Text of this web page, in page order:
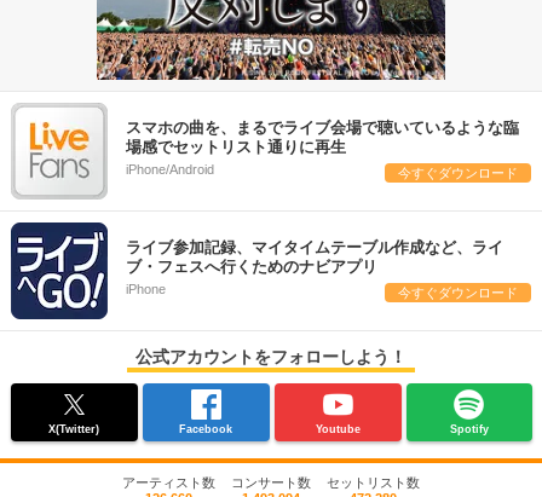
スマホの曲を、まるでライブ会場で聴いているような臨
場感でセットリスト通りに再生
iPhone/Android 今すぐダウンロード
ライブ参加記録、マイタイムテーブル作成など、ライ
ブ・フェスへ行くためのナビアプリ
iPhone 今すぐダウンロード
公式アカウントをフォローしよう！
X(Twitter) Facebook Youtube Spotify
アーティスト数
コンサート数
セットリスト数